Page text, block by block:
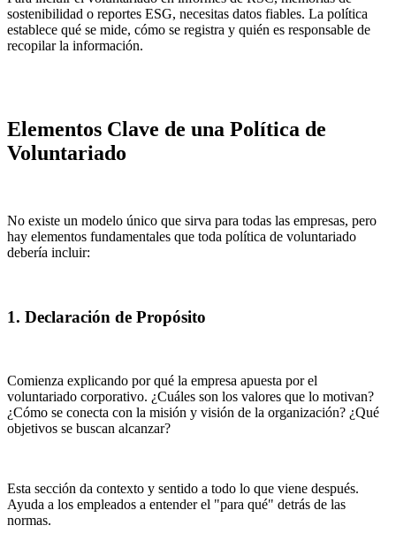
sostenibilidad o reportes ESG, necesitas datos fiables. La política
establece qué se mide, cómo se registra y quién es responsable de
recopilar la información.
Elementos Clave de una Política de
Voluntariado
No existe un modelo único que sirva para todas las empresas, pero
hay elementos fundamentales que toda política de voluntariado
debería incluir:
1. Declaración de Propósito
Comienza explicando por qué la empresa apuesta por el
voluntariado corporativo. ¿Cuáles son los valores que lo motivan?
¿Cómo se conecta con la misión y visión de la organización? ¿Qué
objetivos se buscan alcanzar?
Esta sección da contexto y sentido a todo lo que viene después.
Ayuda a los empleados a entender el "para qué" detrás de las
normas.